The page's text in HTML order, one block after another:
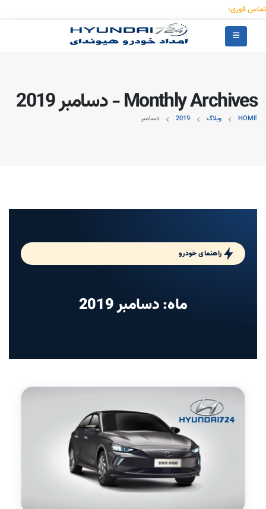
تماس فوری:
Monthly Archives - دسامبر 2019
HOME وبلاگ 2019 دسامبر
راهنمای خودرو
ماه: دسامبر 2019